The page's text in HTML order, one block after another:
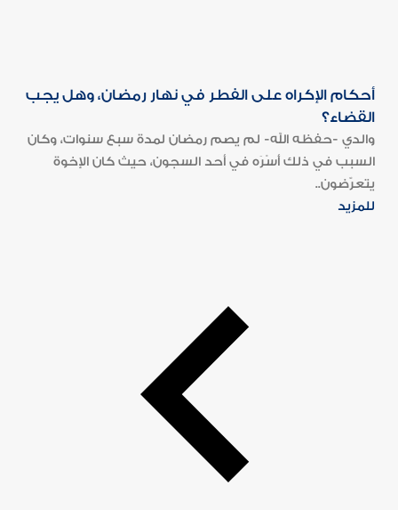
أحكام الإكراه على الفطر في نهار رمضان، وهل يجب
القضاء؟
والدي -حفظه الله- لم يصم رمضان لمدة سبع سنوات، وكان
السبب في ذلك أَسْرَه في أحد السجون، حيث كان الإخوة
يتعرّضون..
للمزيد